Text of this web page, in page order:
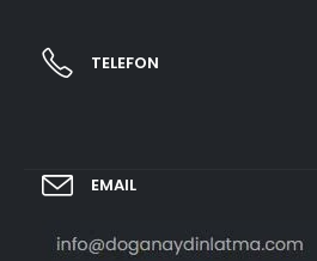
TELEFON
EMAIL